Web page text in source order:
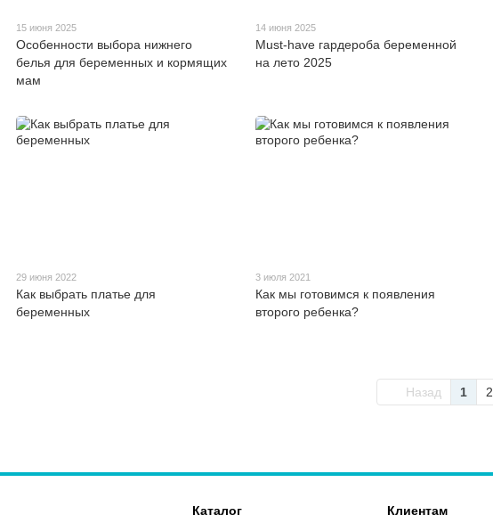
15 июня 2025
Особенности выбора нижнего
белья для беременных и кормящих
мам
14 июня 2025
Must-have гардероба беременной
на лето 2025
29 июня 2022
Как выбрать платье для
беременных
3 июля 2021
Как мы готовимся к появления
второго ребенка?
Назад 1 2
Каталог Клиентам